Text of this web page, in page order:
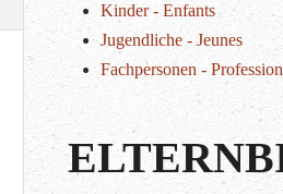
Kinder - Enfants
Jugendliche - Jeunes
Fachpersonen -